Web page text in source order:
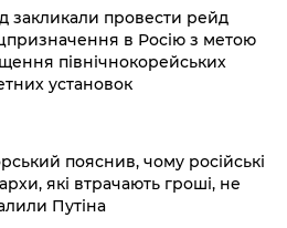
закликали провести рейд
в Росію з метою
північнокорейських
установок
пояснив, чому російські
які втрачають гроші, не
Путіна